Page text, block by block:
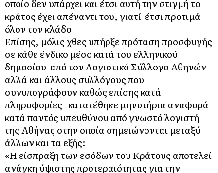
οποίο δεν υπάρχει και έτσι αυτή την στιγμή το
κράτος έχει απέναντι του, γιατί έτσι προτιμά
όλον τον κλάδο
Επίσης, μόλις χθες υπήρξε πρόταση προσφυγής
σε κάθε ένδικο μέσο κατά του ελληνικού
δημοσίου από τον Λογιστικό Σύλλογο Αθηνών
αλλά και άλλους συλλόγους που
συνυπογράφουν καθώς επίσης κατά
πληροφορίες κατατέθηκε μηνυτήρια αναφορά
κατά παντός υπευθύνου από γνωστό λογιστή
της Αθήνας στην οποία σημειώνονται μεταξύ
άλλων και τα εξής:
«Η είσπραξη των εσόδων του Κράτους αποτελεί
ανάγκη ύψιστης προτεραιότητας για την